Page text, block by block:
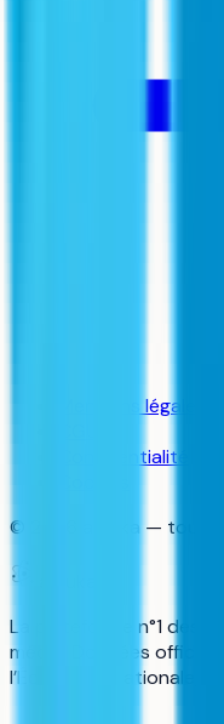
Mentions légales
Confidentialité
©
aiduka — tous
La plateforme n°1 des
média. Données
l’Éducation nationale,